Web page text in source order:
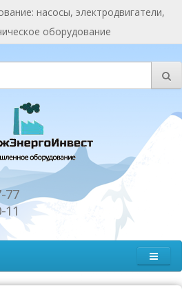
насосы, электродвигатели,
оборудование
77
11